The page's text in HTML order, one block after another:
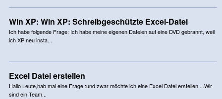
Win XP: Win XP: Schreibgeschützte Excel-Datei
Ich habe folgende Frage: Ich habe meine eigenen Dateien auf eine DVD gebrannt, weil
ich XP neu insta...
Excel Datei erstellen
Hallo Leute,hab mal eine Frage :und zwar möchte ich eine Excel Datei erstellen....Wir
sind ein Team...